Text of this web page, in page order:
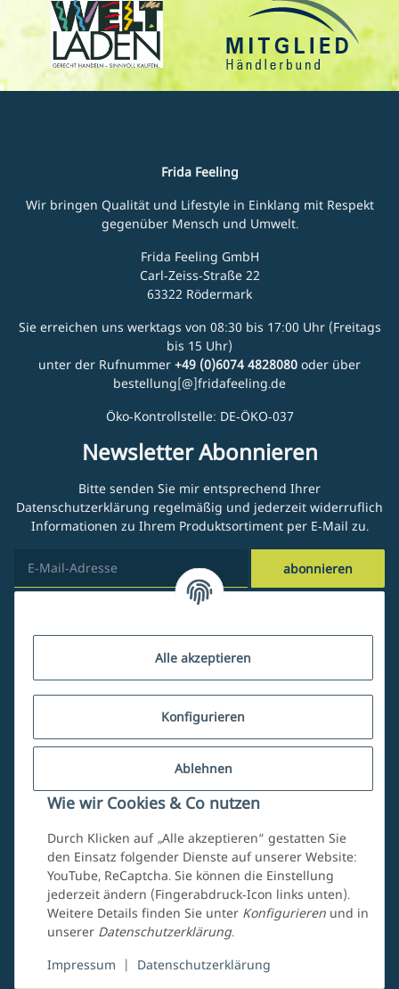
Alle akzeptieren
Konfigurieren
Ablehnen
Wie wir Cookies & Co nutzen
Durch Klicken auf „Alle akzeptieren“ gestatten Sie
den Einsatz folgender Dienste auf unserer Website:
YouTube, ReCaptcha. Sie können die Einstellung
jederzeit ändern (Fingerabdruck-Icon links unten).
Weitere Details finden Sie unter Konfigurieren und in
unserer Datenschutzerklärung.
Impressum
| Datenschutzerklärung
Frida Feeling
Wir bringen Qualität und Lifestyle in Einklang mit Respekt
gegenüber Mensch und Umwelt.
Frida Feeling GmbH
Carl-Zeiss-Straße 22
63322 Rödermark
Sie erreichen uns werktags von 08:30 bis 17:00 Uhr (Freitags
bis 15 Uhr)
unter der Rufnummer +49 (0)6074 4828080 oder über
bestellung[@]fridafeeling.de
Öko-Kontrollstelle: DE-ÖKO-037
Newsletter Abonnieren
Bitte senden Sie mir entsprechend Ihrer
Datenschutzerklärung regelmäßig und jederzeit widerruflich
Informationen zu Ihrem Produktsortiment per E-Mail zu.
abonnieren
Vertrag widerrufen